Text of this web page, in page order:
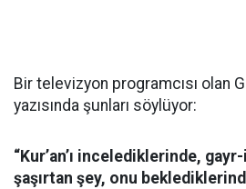
Bir televizyon programcısı olan
yazısında şunları söylüyor:
“Kur’an’ı incelediklerinde,
şaşırtan şey, onu